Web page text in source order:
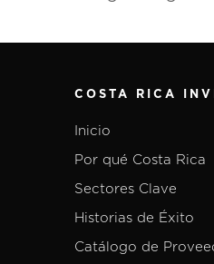
COSTA RICA
Inicio
Por qué Costa Rica
Sectores Clave
Historias de Éxito
Catálogo de